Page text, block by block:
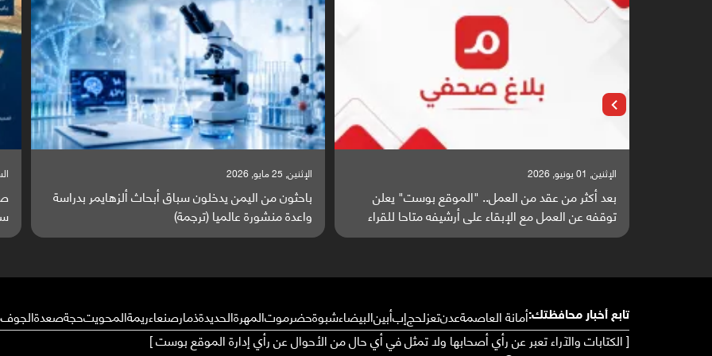
الإثنين, 25 مايو, 2026
باحثون من اليمن يدخلون سباق أبحاث ألزهايمر بدراسة
واعدة منشورة عالميا (ترجمة)
السبت, 23 مايو, 2026
صراع دولي يتصاعد قرب اليمن والبحر الأحمر يتحول إلى
ساحة مواجهة عالمية (ترجمة)
تابع أخبار محافظتك:أمانة العاصمةعدنتعزلحجإبأبينالبيضاءشبوةحضرموتالمهرةالحديدةذمارصنعاءريمةالمحويتحجةصعدةالجوف
[ الكتابات والآراء تعبر عن رأي أصحابها ولا تمثل في أي حال من الأحوال عن رأي إدارة الموقع بوست ]